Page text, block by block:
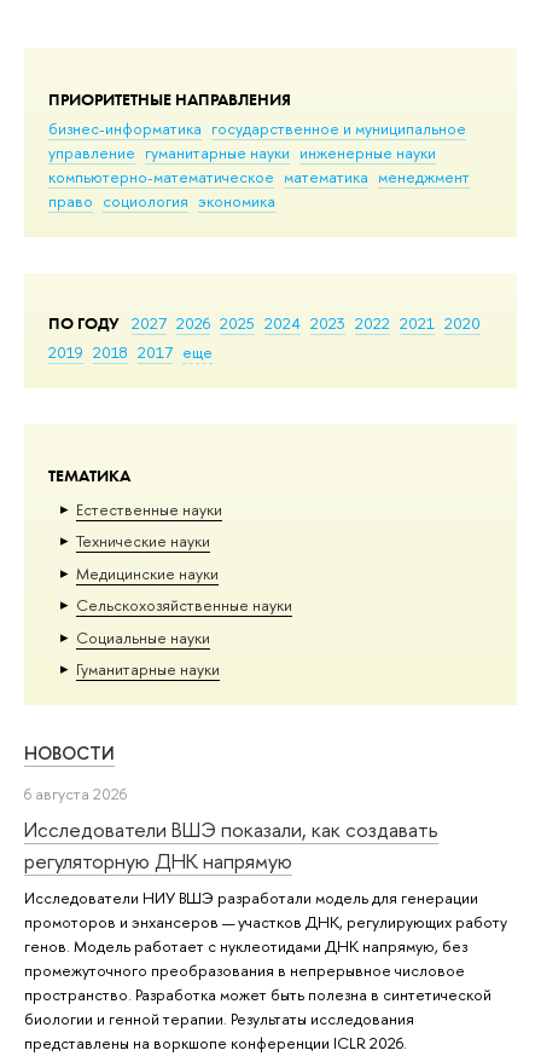
ПРИОРИТЕТНЫЕ НАПРАВЛЕНИЯ
бизнес-информатика государственное и муниципальное
управление гуманитарные науки инженерные науки
компьютерно-математическое математика менеджмент
право социология экономика
ПО ГОДУ 2027 2026 2025 2024 2023 2022 2021 2020
2019 2018 2017 еще
ТЕМАТИКА
Естественные науки
Тех­ничес­кие науки
Медицинские науки
Сельскохозяйственные науки
Социальные науки
Гуманитарные науки
НОВОСТИ
6 августа 2026
Исследователи ВШЭ показали, как создавать
регуляторную ДНК напрямую
Исследователи НИУ ВШЭ разработали модель для генерации
промоторов и энхансеров — участков ДНК, регулирующих работу
генов. Модель работает с нуклеотидами ДНК напрямую, без
промежуточного преобразования в непрерывное числовое
пространство. Разработка может быть полезна в синтетической
биологии и генной терапии. Результаты исследования
представлены на воркшопе конференции ICLR 2026.